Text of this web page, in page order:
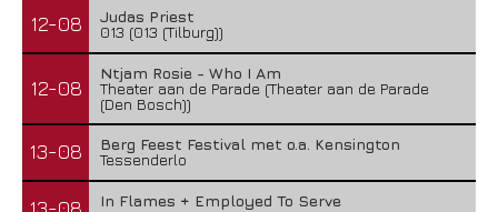
12-08
Judas Priest
013 (013 (Tilburg))
12-08
Ntjam Rosie - Who I Am
Theater aan de Parade (Theater aan de Parade
(Den Bosch))
13-08
Berg Feest Festival met o.a. Kensington
Tessenderlo
In Flames + Employed To Serve